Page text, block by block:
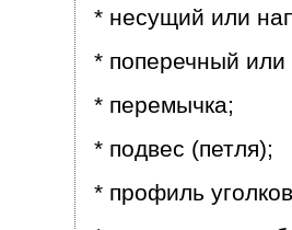
* несущий или
* поперечный
* перемычка;
* подвес (петля);
* профиль